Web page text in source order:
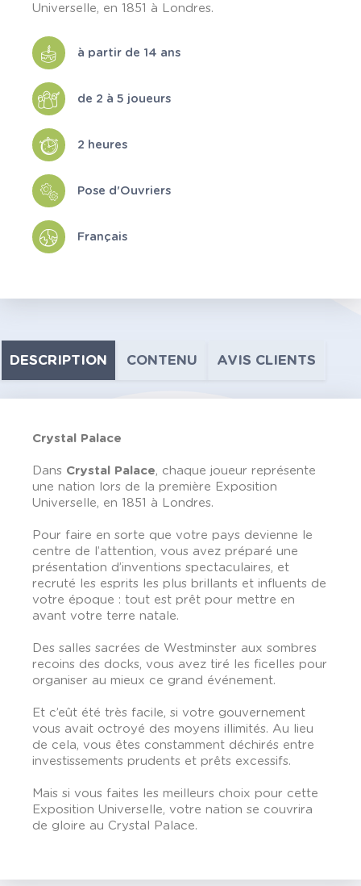
Universelle, en 1851 à Londres.
à partir de 14 ans
de 2 à 5 joueurs
2 heures
Pose d'Ouvriers
Français
DESCRIPTION CONTENU AVIS CLIENTS
Crystal Palace
Dans Crystal Palace, chaque joueur représente
une nation lors de la première Exposition
Universelle, en 1851 à Londres.
Pour faire en sorte que votre pays devienne le
centre de l’attention, vous avez préparé une
présentation d’inventions spectaculaires, et
recruté les esprits les plus brillants et influents de
votre époque : tout est prêt pour mettre en
avant votre terre natale.
Des salles sacrées de Westminster aux sombres
recoins des docks, vous avez tiré les ficelles pour
organiser au mieux ce grand événement.
Et c’eût été très facile, si votre gouvernement
vous avait octroyé des moyens illimités. Au lieu
de cela, vous êtes constamment déchirés entre
investissements prudents et prêts excessifs.
Mais si vous faites les meilleurs choix pour cette
Exposition Universelle, votre nation se couvrira
de gloire au Crystal Palace.